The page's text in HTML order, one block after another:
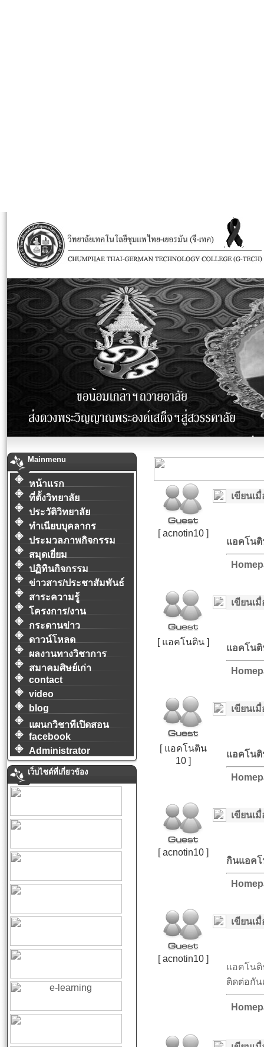
Mainmenu
หน้าแรก
ที่ตั้งวิทยาลัย
ประวัติวิทยาลัย
ทำเนียบบุคลากร
ประมวลภาพกิจกรรม
สมุดเยี่ยม
ปฏิทินกิจกรรม
ข่าวสาร/ประชาสัมพันธ์
สาระความรู้
โครงการ/งาน
กระดานข่าว
ดาวน์โหลด
ผลงานทางวิชาการ
สมาคมศิษย์เก่า
contact
video
blog
แผนกวิชาทีเปิดสอน
facebook
Administrator
เว็บไซต์ที่เกี่ยวข้อง
[ acnotin10 ]
เขียนเ
แอคโน
[ แอคโนติน ]
เขียนเ
แอคโนติ
[ แอคโนติน
10 ]
เขียนเ
แอคโนติ
[ acnotin10 ]
เขียนเ
กินแอคโ
[ acnotin10 ]
เขียนเ
แอคโนติ
ติดต่อกัน